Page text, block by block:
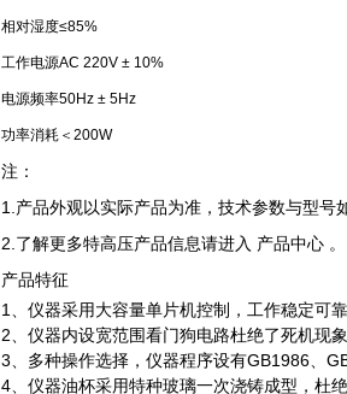
相对湿度≤85%
工作电源AC 220V ± 10%
电源频率50Hz ± 5Hz
功率消耗＜200W
注：
1.产品外观以实际产品为准，技术参数与型号
2.了解更多特高压产品信息请进入 产品中心 。
产品特征
1、仪器采用大容量单片机控制，工作稳定可靠
2、仪器内设宽范围看门狗电路杜绝了死机现象
3、多种操作选择，仪器程序设有GB1986、
4、仪器油杯采用特种玻璃一次浇铸成型，杜